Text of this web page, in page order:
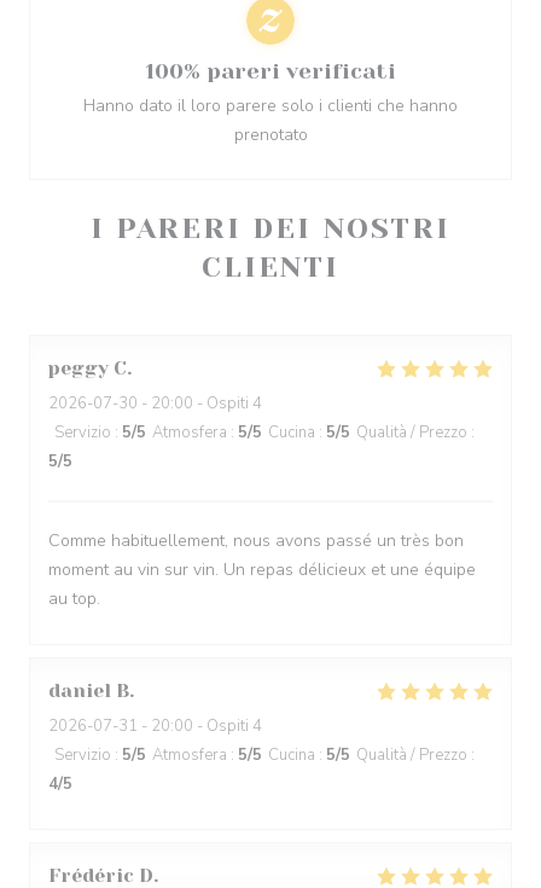
I PARERI DEI NOSTRI
CLIENTI
peggy C
2026-07-30 - 20:00 - Ospiti 4
Servizio : 5/5 Atmosfera : 5/5 Cucina : 5/5 Qualità / Prezzo :
5/5
Comme habituellement, nous avons passé un très bon
moment au vin sur vin. Un repas délicieux et une équipe
au top.
daniel B
2026-07-31 - 20:00 - Ospiti 4
Servizio : 5/5 Atmosfera : 5/5 Cucina : 5/5 Qualità / Prezzo :
4/5
Frédéric D
100% pareri verificati
Hanno dato il loro parere solo i clienti che hanno
prenotato